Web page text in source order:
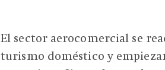
El sector aerocomercial se
turismo doméstico y